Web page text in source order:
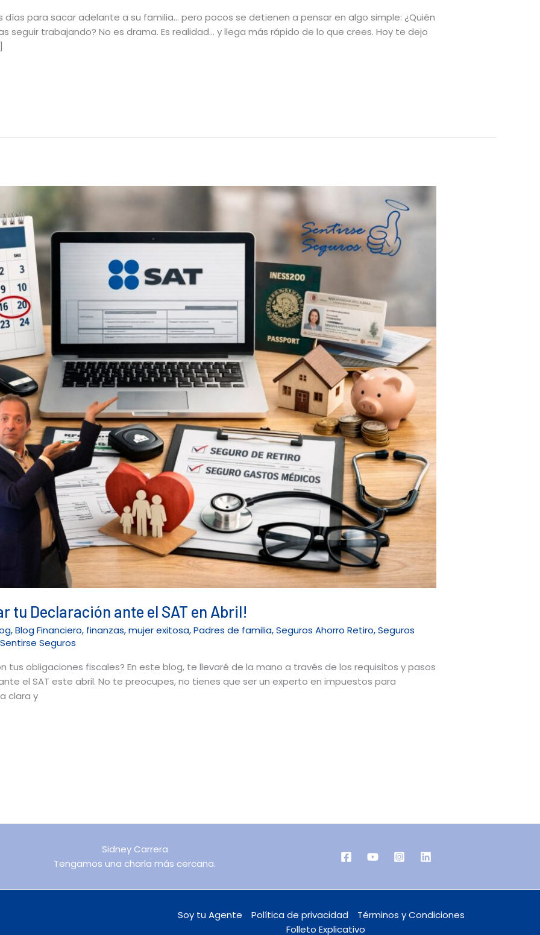
días para sacar adelante a su familia… pero pocos se detienen a pensar en algo simple: ¿Quién
seguir trabajando? No es drama. Es realidad… y llega más rápido de lo que crees. Hoy te dejo
tu Declaración ante el SAT en Abril!
,Blog Financiero, finanzas,mujer exitosa,Padres de familia,Seguros Ahorro Retiro,Seguros
Sentirse Seguros
tus obligaciones fiscales? En este blog, te llevaré de la mano a través de los requisitos y pasos
el SAT este abril. No te preocupes, no tienes que ser un experto en impuestos para
clara y
Sidney Carrera
Tengamos una charla más cercana.
Soy tu Agente Política de privacidad
Términos y Condiciones
Folleto Explicativo